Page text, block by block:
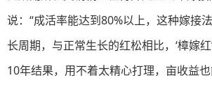
说：“成活率能达到80%以上，这种嫁接
长周期，与正常生长的红松相比，‘樟嫁
10年结果，用不着太精心打理，亩收益